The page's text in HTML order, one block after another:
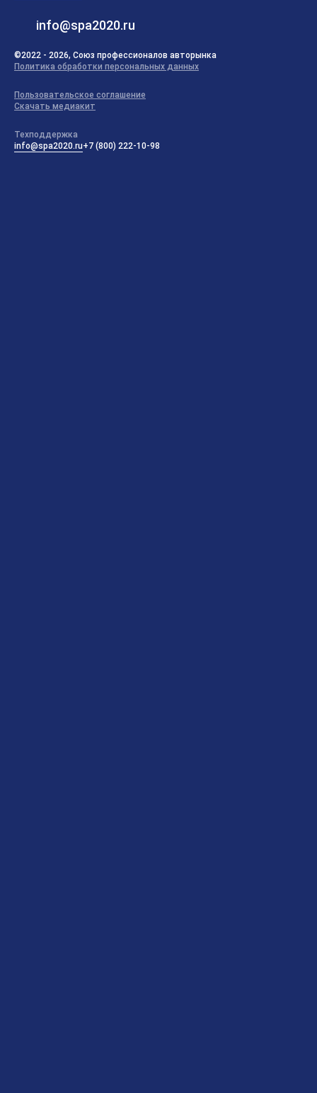
info@spa2020.ru
©2022 - 2026, Союз профессионалов авторынка
Политика обработки персональных данных
Пользовательское соглашение
Скачать медиакит
Техподдержка
info@spa2020.ru+7 (800) 222-10-98